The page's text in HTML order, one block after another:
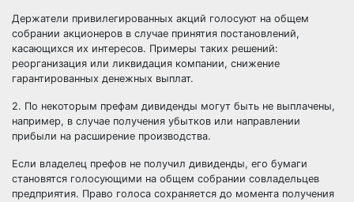
Держатели привилегированных акций голосуют на общем
собрании акционеров в случае принятия постановлений,
касающихся их интересов. Примеры таких решений:
реорганизация или ликвидация компании, снижение
гарантированных денежных выплат.
2. По некоторым префам дивиденды могут быть не выплачены,
например, в случае получения убытков или направлении
прибыли на расширение производства.
Если владелец префов не получил дивиденды, его бумаги
становятся голосующими на общем собрании совладельцев
предприятия. Право голоса сохраняется до момента получения